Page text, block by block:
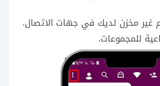
غير مخزن لديك في جهات الاتصال.
للمجموعات.